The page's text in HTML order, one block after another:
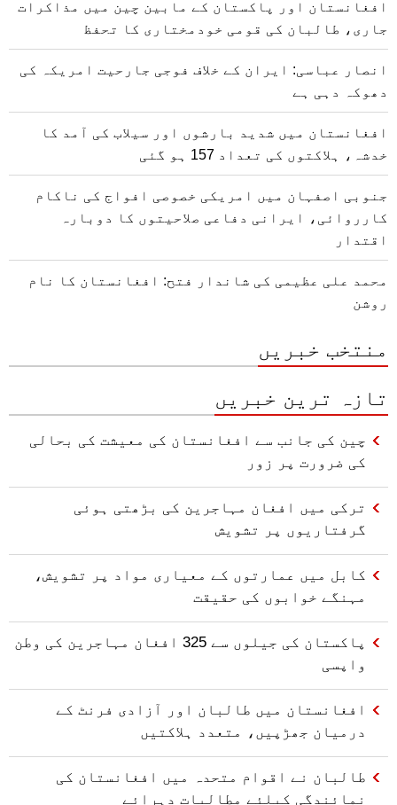
افغانستان اور پاکستان کے مابین چین میں مذاکرات
جاری، طالبان کی قومی خودمختاری کا تحفظ
انصار عباسی: ایران کے خلاف فوجی جارحیت امریکہ کی
دھوکہ دہی ہے
افغانستان میں شدید بارشوں اور سیلاب کی آمد کا
خدشہ، ہلاکتوں کی تعداد 157 ہو گئی
جنوبی اصفہان میں امریکی خصوصی افواج کی ناکام
کارروائی، ایرانی دفاعی صلاحیتوں کا دوبارہ
اقتدار
محمد علی عظیمی کی شاندار فتح: افغانستان کا نام
روشن
منتخب خبریں
تازہ ترین خبریں
چین کی جانب سے افغانستان کی معیشت کی بحالی
کی ضرورت پر زور
ترکی میں افغان مہاجرین کی بڑھتی ہوئی
گرفتاریوں پر تشویش
کابل میں عمارتوں کے معیاری مواد پر تشویش،
مہنگے خوابوں کی حقیقت
پاکستان کی جیلوں سے 325 افغان مہاجرین کی وطن
واپسی
افغانستان میں طالبان اور آزادی فرنٹ کے
درمیان جھڑپیں، متعدد ہلاکتیں
طالبان نے اقوام متحدہ میں افغانستان کی
نمائندگی کیلئے مطالبات دہرائے